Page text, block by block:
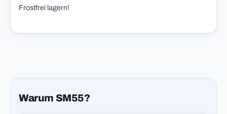
Frostfrei lagern!
Warum SM55?